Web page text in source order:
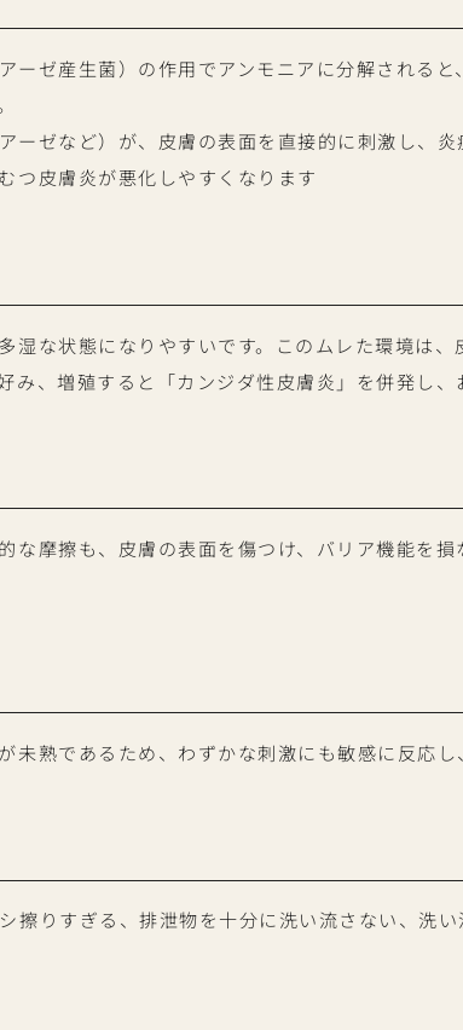
ーゼ産生菌）の作用でアンモニアに分解される
ーゼなど）が、皮膚の表面を直接的に刺激し、
つ皮膚炎が悪化しやすくなります
湿な状態になりやすいです。このムレた環境は
、増殖すると「カンジダ性皮膚炎」を併発し、
な摩擦も、皮膚の表面を傷つけ、バリア機能を
熟であるため、わずかな刺激にも敏感に反応し
擦りすぎる、排泄物を十分に洗い流さない、洗